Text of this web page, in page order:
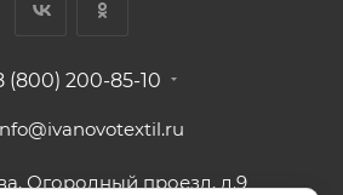
(800) 200-85-10
Огородный проезд, д.9